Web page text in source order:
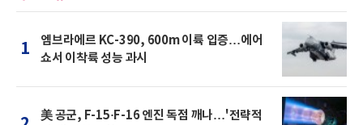
1
엠브라에르 KC-390, 600m 이륙 입증…에어
쇼서 이착륙 성능 과시
美 공군, F-15·F-16 엔진 독점 깨나…'전략적